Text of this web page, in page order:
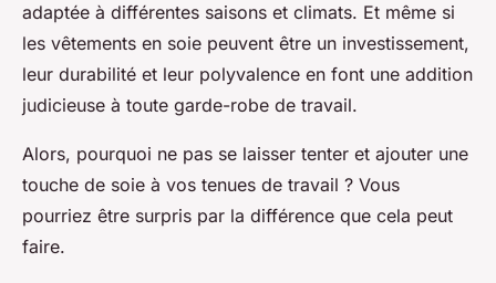
adaptée à différentes saisons et climats. Et même si
les vêtements en soie peuvent être un investissement,
leur durabilité et leur polyvalence en font une addition
judicieuse à toute garde-robe de travail.
Alors, pourquoi ne pas se laisser tenter et ajouter une
touche de soie à vos tenues de travail ? Vous
pourriez être surpris par la différence que cela peut
faire.